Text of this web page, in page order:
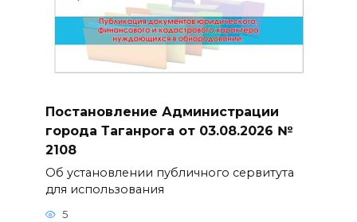
Постановление Администрации
города Таганрога от 03.08.2026 №
2108
Об установлении публичного сервитута
для использования
5